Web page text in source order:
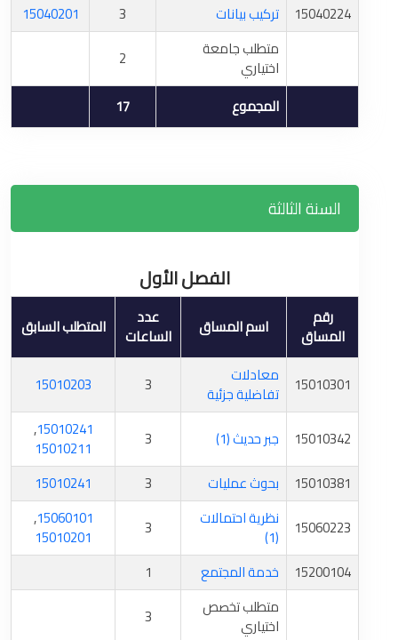
15040224 تركيب بيانات 3
15040201
متطلب جامعة
اختياري
2
المجموع
17
السنة الثالثة
الفصل الأول
رقم
المساق اسم المساق عدد
الساعات المتطلب السابق
15010301 معادلات
تفاضلية جزئية 3
15010203
15010342 جبر حديث (1) 3
15010241
,
15010211
15010381
بحوث عمليات 3
15010241
15060223
نظرية احتمالات
(1)
3
15060101
,
15010201
15200104
خدمة المجتمع
1
متطلب تخصص
اختياري
3